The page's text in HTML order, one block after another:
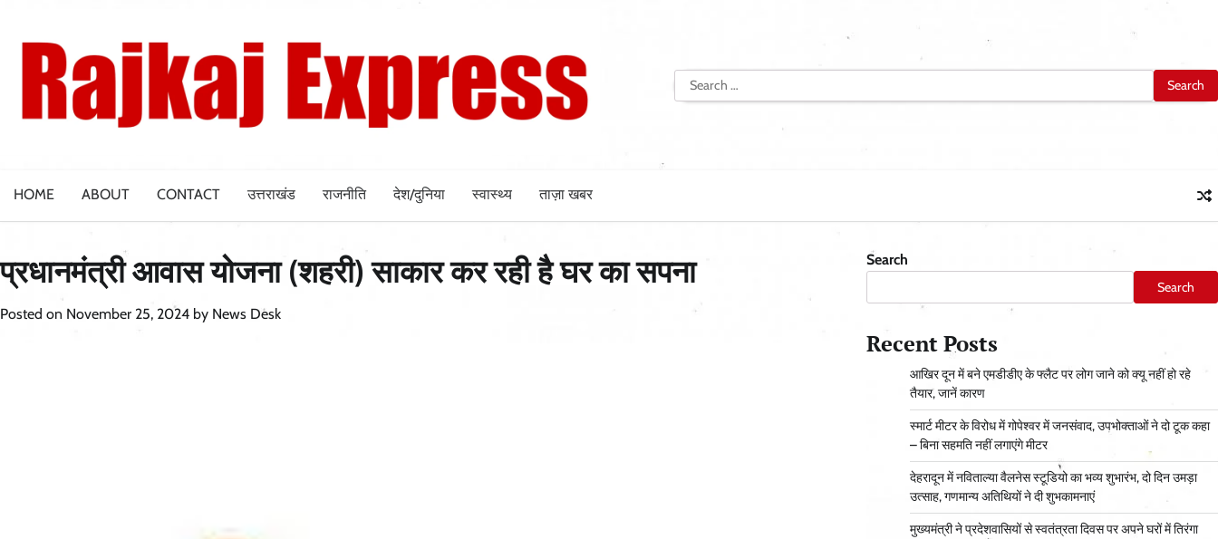
content
Search
for:
HOME ABOUT CONTACT उत्तराखंड राजनीति देश/दुनिया स्वास्थ्य ताज़ा खबर
प्रधानमंत्री आवास योजना (शहरी) साकार कर रही है घर का सपना
Posted on November 25, 2024 by News Desk
Search
Search
Recent Posts
आ​खिर दून में बने एमडीडीए के फ्लैट पर लोग जाने को क्यू नहीं हो रहे
तैयार, जानें कारण
स्मार्ट मीटर के विरोध में गोपेश्वर में जनसंवाद, उपभोक्ताओं ने दो टूक कहा
– बिना सहमति नहीं लगाएंगे मीटर
देहरादून में नविताल्या वैलनेस स्टूडियो का भव्य शुभारंभ, दो दिन उमड़ा
उत्साह, गणमान्य अतिथियों ने दी शुभकामनाएं
मुख्यमंत्री ने प्रदेशवासियों से स्वतंत्रता दिवस पर अपने घरों में तिरंगा